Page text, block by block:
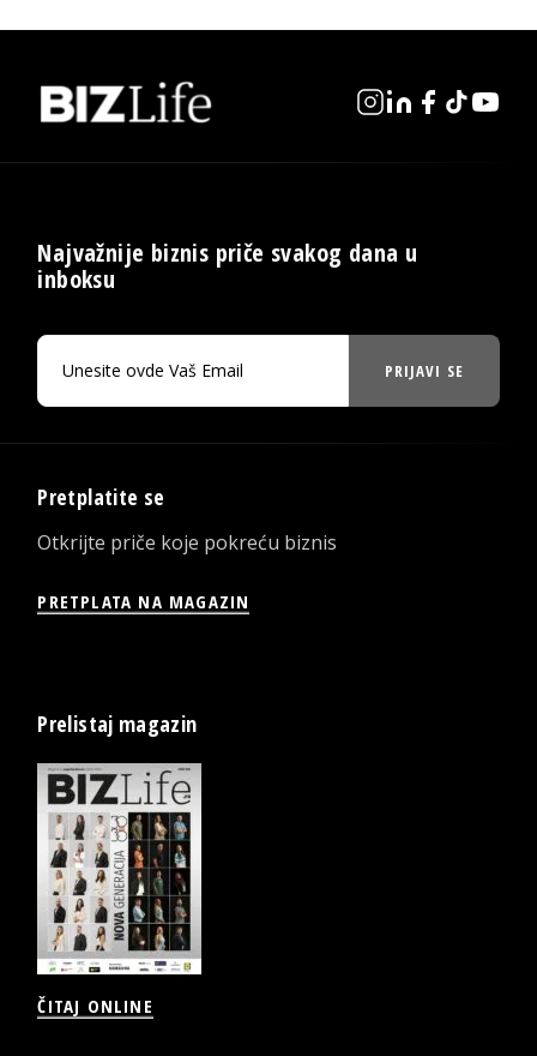
Najvažnije biznis priče svakog dana u
inboksu
PRIJAVI SE
Pretplatite se
Otkrijte priče koje pokreću biznis
PRETPLATA NA MAGAZIN
Prelistaj magazin
ČITAJ ONLINE